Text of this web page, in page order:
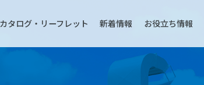
カタログ・リーフレット 新着情報 お役立ち情報